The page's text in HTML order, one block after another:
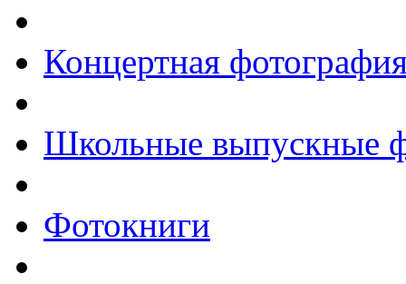
Концертная
Школьные выпускные
Фотокниги